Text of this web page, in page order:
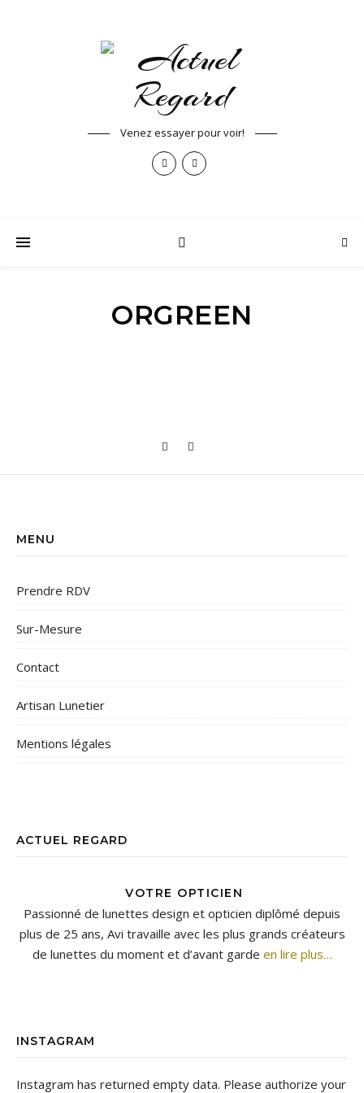
Venez essayer pour voir!
ORGREEN
MENU
Prendre RDV
Sur-Mesure
Contact
Artisan Lunetier
Mentions légales
ACTUEL REGARD
VOTRE OPTICIEN
Passionné de lunettes design et opticien diplômé depuis
plus de 25 ans, Avi travaille avec les plus grands créateurs
de lunettes du moment et d’avant garde en lire plus…
INSTAGRAM
Instagram has returned empty data. Please authorize your